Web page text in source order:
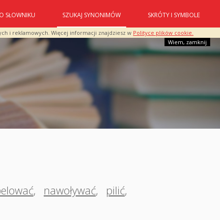
i reklamowych. Więcej informacji znajdziesz w Polityce plików cookie.
Wiem, zamknij
O SŁOWNIKU SZUKAJ SYNONIMÓW SKRÓTY I SYMBOLE
, nawoływać, pilić,